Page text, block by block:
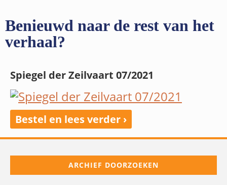
Benieuwd naar de rest van het
verhaal?
Spiegel der Zeilvaart 07/2021
Bestel en lees verder ›
ARCHIEF DOORZOEKEN